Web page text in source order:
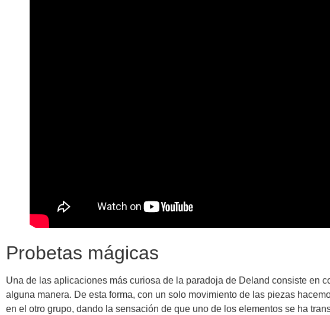
Probetas mágicas
Una de las aplicaciones más curiosa de la paradoja de Deland consiste en
alguna manera. De esta forma, con un solo movimiento de las piezas
en el otro grupo, dando la sensación de que uno de los elementos se ha